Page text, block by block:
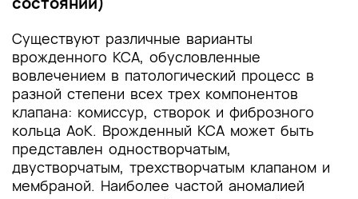
Существуют различные варианты
врожденного КСА, обусловленные
вовлечением в патологический процесс в
разной степени всех трех компонентов
клапана: комиссур, створок и фиброзного
кольца АоК. Врожденный КСА может быть
представлен одностворчатым,
двустворчатым, трехстворчатым клапаном и
мембраной. Наиболее частой аномалией